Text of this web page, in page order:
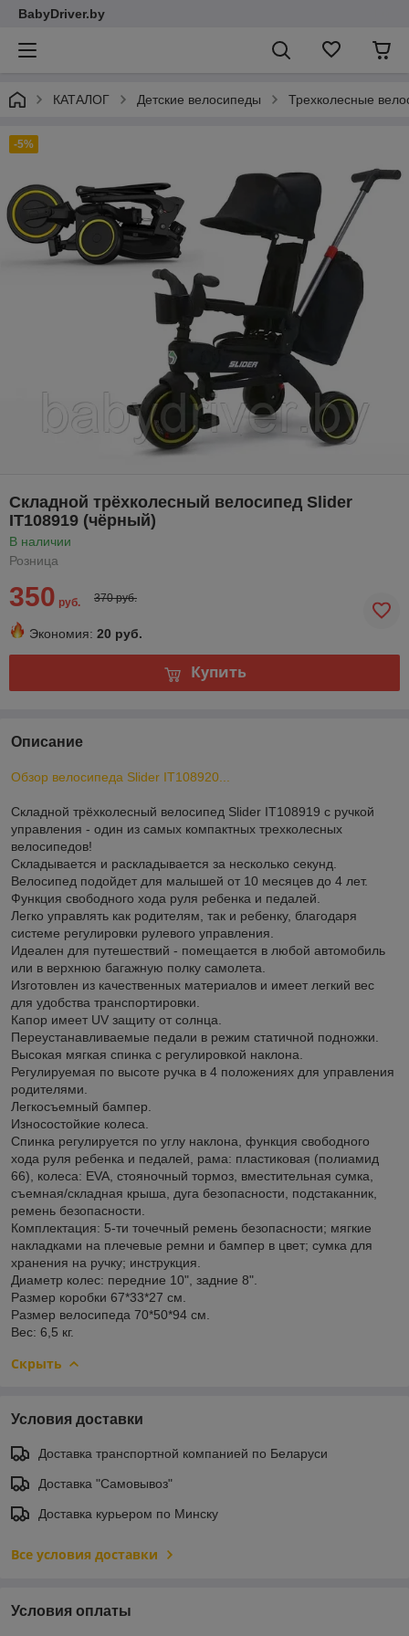
BabyDriver.by
КАТАЛОГ Детские велосипеды Трехколесные
-5%
Складной трёхколесный велосипед Slider
IT108919 (чёрный)
В наличии
Розница
350 руб. 370 руб.
Экономия: 20 руб.
Купить
Описание
Обзор велосипеда Slider IT108920...
Складной трёхколесный велосипед Slider IT108919 с ручкой
управления - один из самых компактных трехколесных
велосипедов!
Складывается и раскладывается за несколько секунд.
Велосипед подойдет для малышей от 10 месяцев до 4 лет.
Функция свободного хода руля ребенка и педалей.
Легко управлять как родителям, так и ребенку, благодаря
системе регулировки рулевого управления.
Идеален для путешествий - помещается в любой автомобиль
или в верхнюю багажную полку самолета.
Изготовлен из качественных материалов и имеет легкий вес
для удобства транспортировки.
Капор имеет UV защиту от солнца.
Переустанавливаемые педали в режим статичной подножки.
Высокая мягкая спинка с регулировкой наклона.
Регулируемая по высоте ручка в 4 положениях для управления
родителями.
Легкосъемный бампер.
Износостойкие колеса.
Спинка регулируется по углу наклона, функция свободного
хода руля ребенка и педалей, рама: пластиковая (полиамид
66), колеса: EVA, стояночный тормоз, вместительная сумка,
съемная/складная крыша, дуга безопасности, подстаканник,
ремень безопасности.
Комплектация: 5-ти точечный ремень безопасности; мягкие
накладками на плечевые ремни и бампер в цвет; сумка для
хранения на ручку; инструкция.
Диаметр колес: передние 10", задние 8".
Размер коробки 67*33*27 см.
Размер велосипеда 70*50*94 см.
Вес: 6,5 кг.
Скрыть
Условия доставки
Доставка транспортной компанией по Беларуси
Доставка "Самовывоз"
Доставка курьером по Минску
Все условия доставки
Условия оплаты